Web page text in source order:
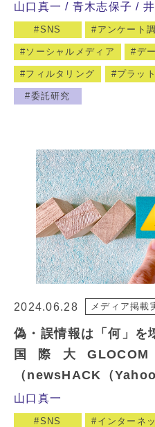
山口真一 青木志保子
SNS アンケート
ソーシャルメディア デ
フィルタリング プラッ
委託研究
2024.06.28 メディア掲載
偽・誤情報は「何」
国際大
（newsHACK（
山口真一
SNS インターネ